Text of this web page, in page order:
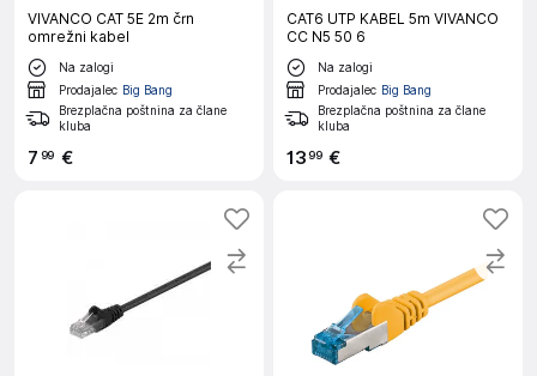
VIVANCO CAT 5E 2m črn
omrežni kabel
Na zalogi
Prodajalec Big Bang
Brezplačna poštnina za člane
kluba
7 99 €
CAT6 UTP KABEL 5m VIVANCO
CC N5 50 6
Na zalogi
Prodajalec Big Bang
Brezplačna poštnina za člane
kluba
1399 €